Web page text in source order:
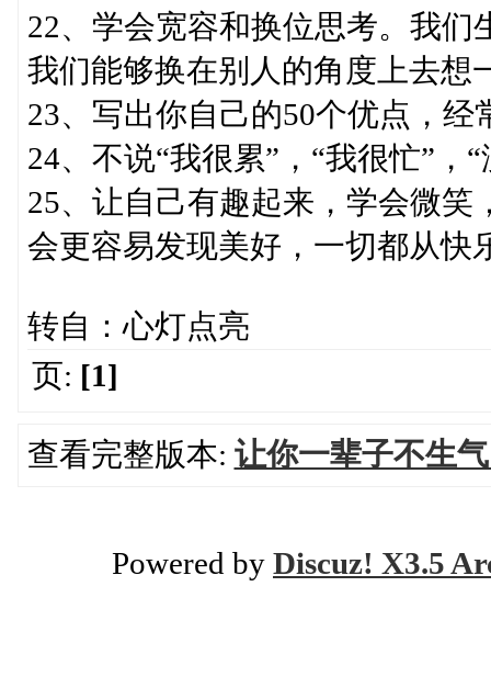
22、学会宽容和换位思考。我
我们能够换在别人的角度上去想
23、写出你自己的50个优点，经
24、不说“我很累”，“我很忙”，
25、让自己有趣起来，学会微
会更容易发现美好，一切都从快
转自：心灯点亮
页: [1]
查看完整版本: 让你一辈子不生
Powered by Discuz! X3.5